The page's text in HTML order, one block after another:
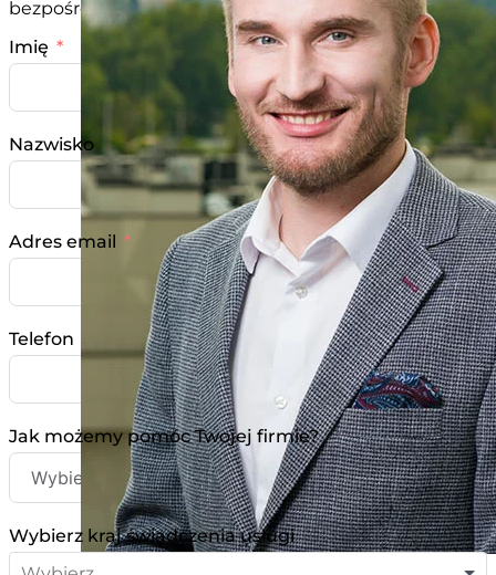
bezpośrednio na adres email? office@krgroup.pl
Imię
Nazwisko
Adres email
Telefon
Jak możemy pomóc Twojej firmie?
Wybierz kraj świadczenia usługi